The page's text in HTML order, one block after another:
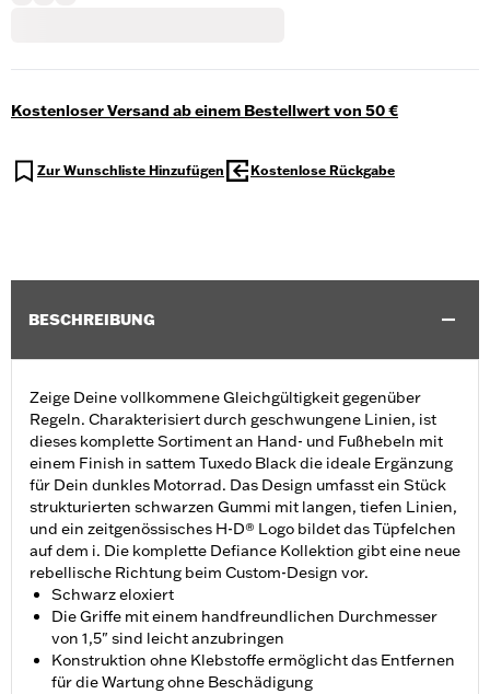
Kostenloser Versand ab einem Bestellwert von 50 €
Zur Wunschliste Hinzufügen Kostenlose Rückgabe
BESCHREIBUNG
Zeige Deine vollkommene Gleichgültigkeit gegenüber
Regeln. Charakterisiert durch geschwungene Linien, ist
dieses komplette Sortiment an Hand- und Fußhebeln mit
einem Finish in sattem Tuxedo Black die ideale Ergänzung
für Dein dunkles Motorrad. Das Design umfasst ein Stück
strukturierten schwarzen Gummi mit langen, tiefen Linien,
und ein zeitgenössisches H-D® Logo bildet das Tüpfelchen
auf dem i. Die komplette Defiance Kollektion gibt eine neue
rebellische Richtung beim Custom-Design vor.
Schwarz eloxiert
Die Griffe mit einem handfreundlichen Durchmesser
von 1,5" sind leicht anzubringen
Konstruktion ohne Klebstoffe ermöglicht das Entfernen
für die Wartung ohne Beschädigung